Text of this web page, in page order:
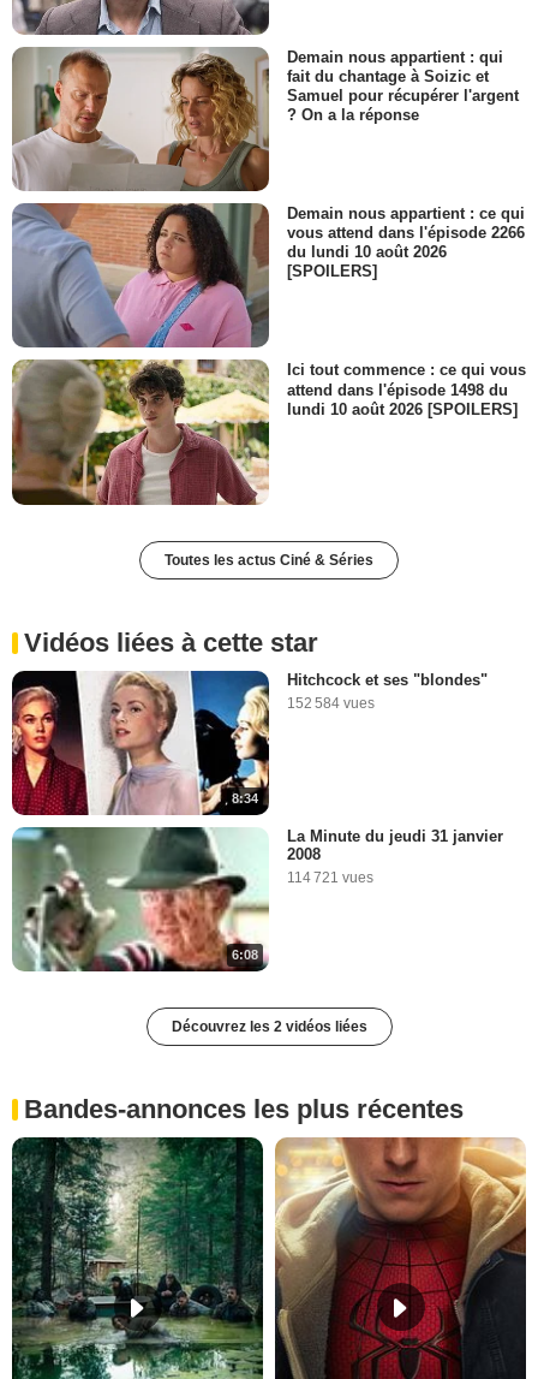
Demain nous appartient : qui
fait du chantage à Soizic et
Samuel pour récupérer l'argent
? On a la réponse
Demain nous appartient : ce qui
vous attend dans l'épisode 2266
du lundi 10 août 2026
[SPOILERS]
Ici tout commence : ce qui vous
attend dans l'épisode 1498 du
lundi 10 août 2026 [SPOILERS]
Toutes les actus Ciné & Séries
Vidéos liées à cette star
8:34
Hitchcock et ses "blondes"
152 584 vues
6:08
La Minute du jeudi 31 janvier
2008
114 721 vues
Découvrez les 2 vidéos liées
Bandes-annonces les plus récentes